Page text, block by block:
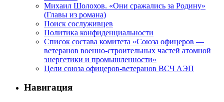
Михаил Шолохов. «Они сражались за Родину»
(Главы из романа)
Поиск сослуживцев
Политика конфиденциальности
Список состава комитета «Союза офицеров —
ветеранов военно-строительных частей атомной
энергетики и промышленности»
Цели союза офицеров-ветеранов ВСЧ АЭП
Навигация